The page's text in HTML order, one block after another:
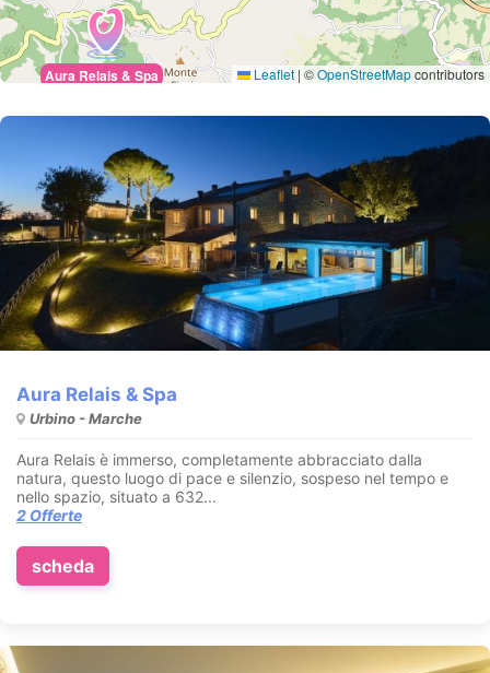
Aura Relais & Spa Leaflet |©OpenStreetMapcontributors
Aura Relais & Spa
Urbino - Marche
Aura Relais è immerso, completamente abbracciato dalla
natura, questo luogo di pace e silenzio, sospeso nel tempo e
nello spazio, situato a 632...
2 Offerte
scheda